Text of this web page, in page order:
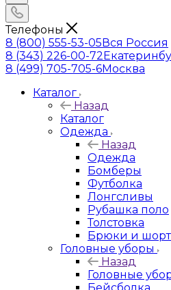
Телефоны
8 (800) 555-53-05Вся Россия
8 (343) 226-00-72
8 (499) 705-705-6Москва
Каталог
Назад
Каталог
Одежда
Назад
Одежда
Бомберы
Футболка
Лонгсливы
Рубашка поло
Толстовка
Брюки и
Головные уборы
Назад
Головные